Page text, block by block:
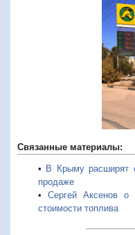
Связанные материалы:
• В Крыму расширят
продаже
•Сергей Аксенов
стоимости топлива